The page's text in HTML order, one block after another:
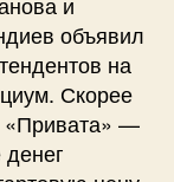
объявил
на
Скорее
«Привата» —